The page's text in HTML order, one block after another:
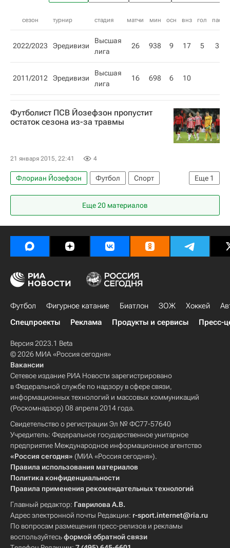
сезон турнир стадия матчи мин осн внз гол пас
2022/2023 Эредивизи
Высшая
лига
26 938 9 17 5 3
2011/2012 Эредивизи
Высшая
лига
16 698 6 10
Футболист ПСВ Йозефзон пропустит
остаток сезона из-за травмы
21 января 2015, 22:41 4
Еще 1
Флориан Йозефзон Футбол
Спорт
ПСВ
Еще 20 материалов
Футбол Фигурное катание Биатлон ЗОЖ Хоккей
Спецпроекты
Реклама Продукты и сервисы Пресс-
Версия 2023.1 Beta
© 2026 МИА «Россия сегодня»
Вакансии
Сетевое издание РИА Новости зарегистрировано
в Федеральной службе по надзору в сфере связи,
информационных технологий и массовых коммуникаций
(Роскомнадзор) 08 апреля 2014 года.
Свидетельство о регистрации Эл № ФС77-57640
Учредитель: Федеральное государственное унитарное
предприятие Международное информационное агентство
«Россия сегодня» (МИА «Россия сегодня»).
Правила использования материалов
Политика конфиденциальности
Правила применения рекомендательных технологий
Главный редактор: Гаврилова А.В.
Адрес электронной почты Редакции: r-sport.internet@ria.ru
По вопросам размещения пресс-релизов и рекламы
воспользуйтесьформой обратной связи